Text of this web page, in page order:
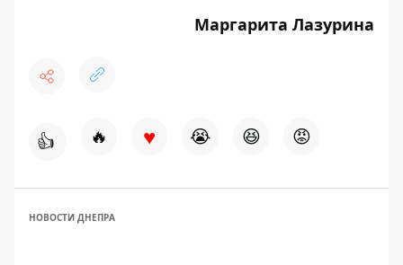
Маргарита Лазурина
👍 🔥 ♥ 😭 😆 😡
НОВОСТИ ДНЕПРА